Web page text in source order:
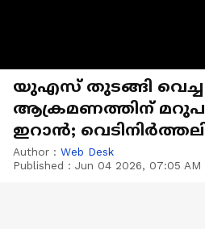
യുഎസ് തുടങ്ങി വെച്ച
ആക്രമണത്തിന്
ഇറാൻ;
യുഎസും ഇസ്രയേലും
Author : Web Desk
Published : Jun 04 2026, 07:05 AM